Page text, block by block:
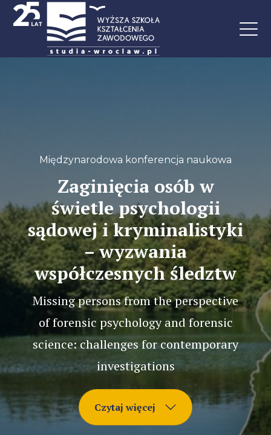
Międzynarodowa konferencja naukowa
Zaginięcia osób w
świetle psychologii
sądowej i kryminalistyki
– wyzwania
współczesnych śledztw
Missing persons from the perspective
of forensic psychology and forensic
science: challenges for contemporary
investigations
Czytaj więcej